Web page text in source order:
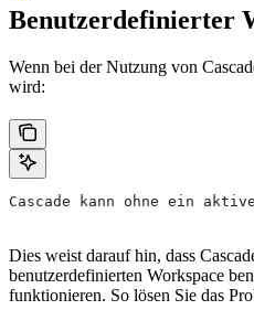
Benutzerdefinierter
Wenn bei der Nutzung von
wird:
Cascade kann ohne ein
Dies weist darauf hin, dass
benutzerdefinierten Workspace
funktionieren. So lösen Sie das